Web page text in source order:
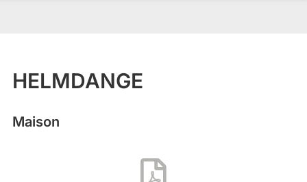
HELMDANGE
Maison